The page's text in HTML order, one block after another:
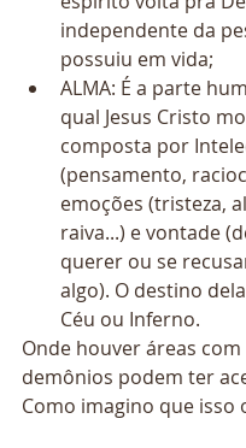
independente da
possuiu em vida;
ALMA: É a parte
qual Jesus Cristo
composta por
(pensamento,
emoções (tristeza,
raiva...) e vontade
querer ou se
algo). O destino
Céu ou Inferno.
Onde houver áreas com
demônios podem ter
Como imagino que isso